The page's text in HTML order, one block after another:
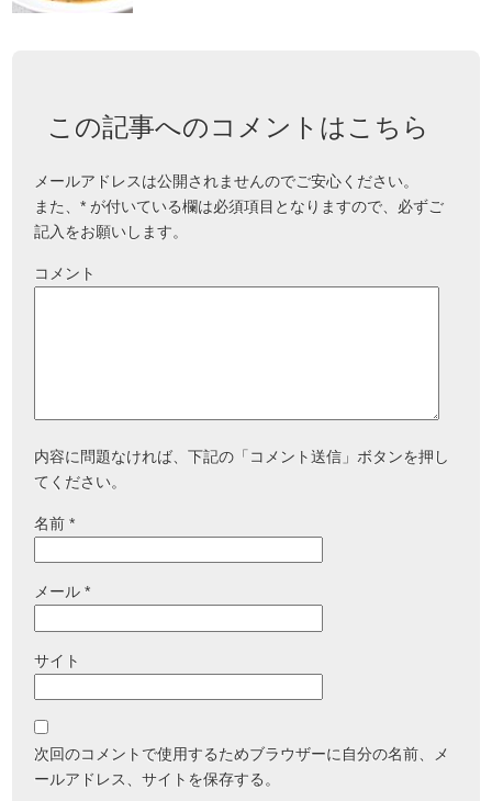
この記事へのコメントはこちら
メールアドレスは公開されませんのでご安心ください。
また、* が付いている欄は必須項目となりますので、必ずご
記入をお願いします。
コメント
内容に問題なければ、下記の「コメント送信」ボタンを押し
てください。
名前*
メール*
サイト
次回のコメントで使用するためブラウザーに自分の名前、メ
ールアドレス、サイトを保存する。